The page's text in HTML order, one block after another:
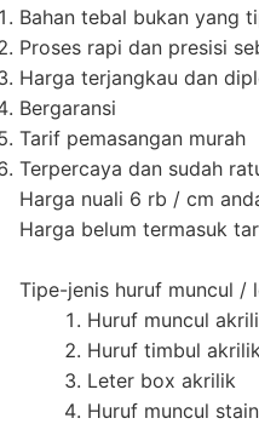
Bahan tebal bukan yang
Proses rapi dan presisi
Harga terjangkau dan
Bergaransi
Tarif pemasangan murah
Terpercaya dan sudah
Harga nuali 6 rb / cm
Harga belum termasuk
Tipe-jenis huruf muncul /
Huruf muncul
Huruf timbul
Leter box akrilik
Huruf muncul